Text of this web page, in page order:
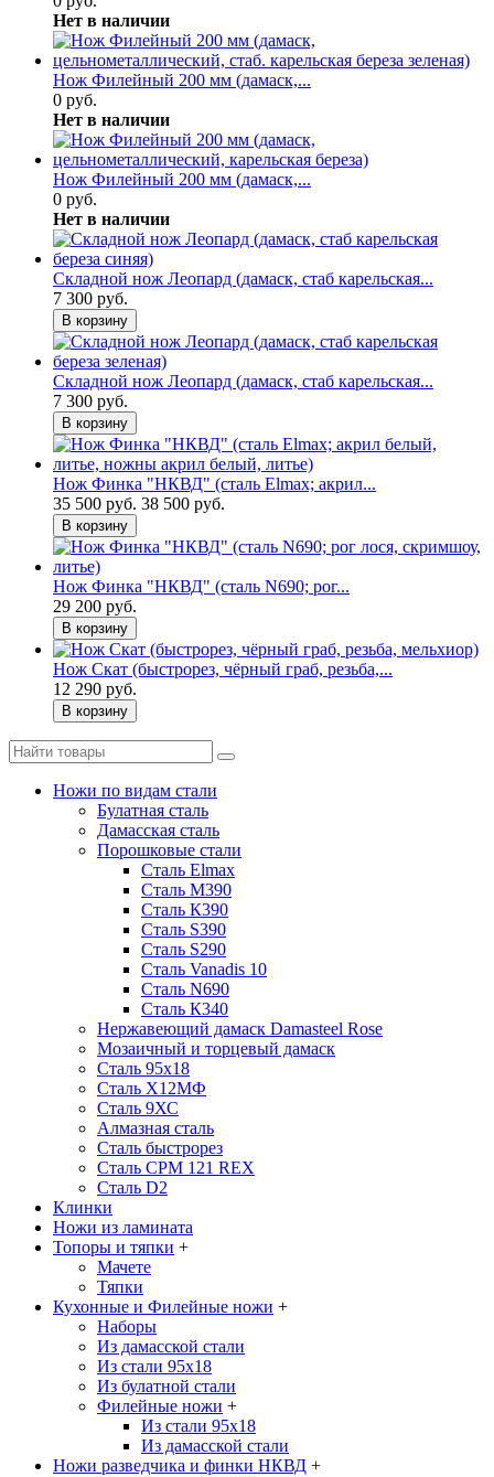
Нет в наличии
Нож Филейный 200 мм (дамаск,...
0 руб.
Нет в наличии
Нож Филейный 200 мм (дамаск,...
0 руб.
Нет в наличии
Складной нож Леопард (дамаск, стаб карельская...
7 300 руб.
В корзину
Складной нож Леопард (дамаск, стаб карельская...
7 300 руб.
В корзину
Нож Финка "НКВД" (сталь Elmax; акрил...
35 500 руб. 38 500 руб.
В корзину
Нож Финка "НКВД" (сталь N690; рог...
29 200 руб.
В корзину
Нож Скат (быстрорез, чёрный граб, резьба,...
12 290 руб.
В корзину
Ножи по видам стали
Булатная сталь
Дамасская сталь
Порошковые стали
Сталь Elmax
Сталь М390
Сталь К390
Сталь S390
Сталь S290
Сталь Vanadis 10
Сталь N690
Сталь К340
Нержавеющий дамаск Damasteel Rose
Мозаичный и торцевый дамаск
Сталь 95х18
Сталь Х12МФ
Сталь 9ХС
Алмазная сталь
Сталь быстрорез
Сталь CPM 121 REX
Сталь D2
Клинки
Ножи из ламината
Топоры и тяпки +
Мачете
Тяпки
Кухонные и Филейные ножи +
Наборы
Из дамасской стали
Из стали 95х18
Из булатной стали
Филейные ножи +
Из стали 95х18
Из дамасской стали
Ножи разведчика и финки НКВД +